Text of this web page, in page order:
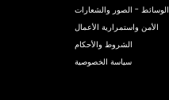
الوسائط - الصور والشعارات
الأمن واستمرارية الأعمال
الشروط والأحكام
سياسة الخصوصية